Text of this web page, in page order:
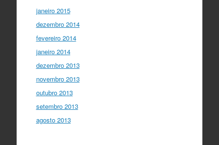
janeiro 2015
dezembro 2014
fevereiro 2014
janeiro 2014
dezembro 2013
novembro 2013
outubro 2013
setembro 2013
agosto 2013